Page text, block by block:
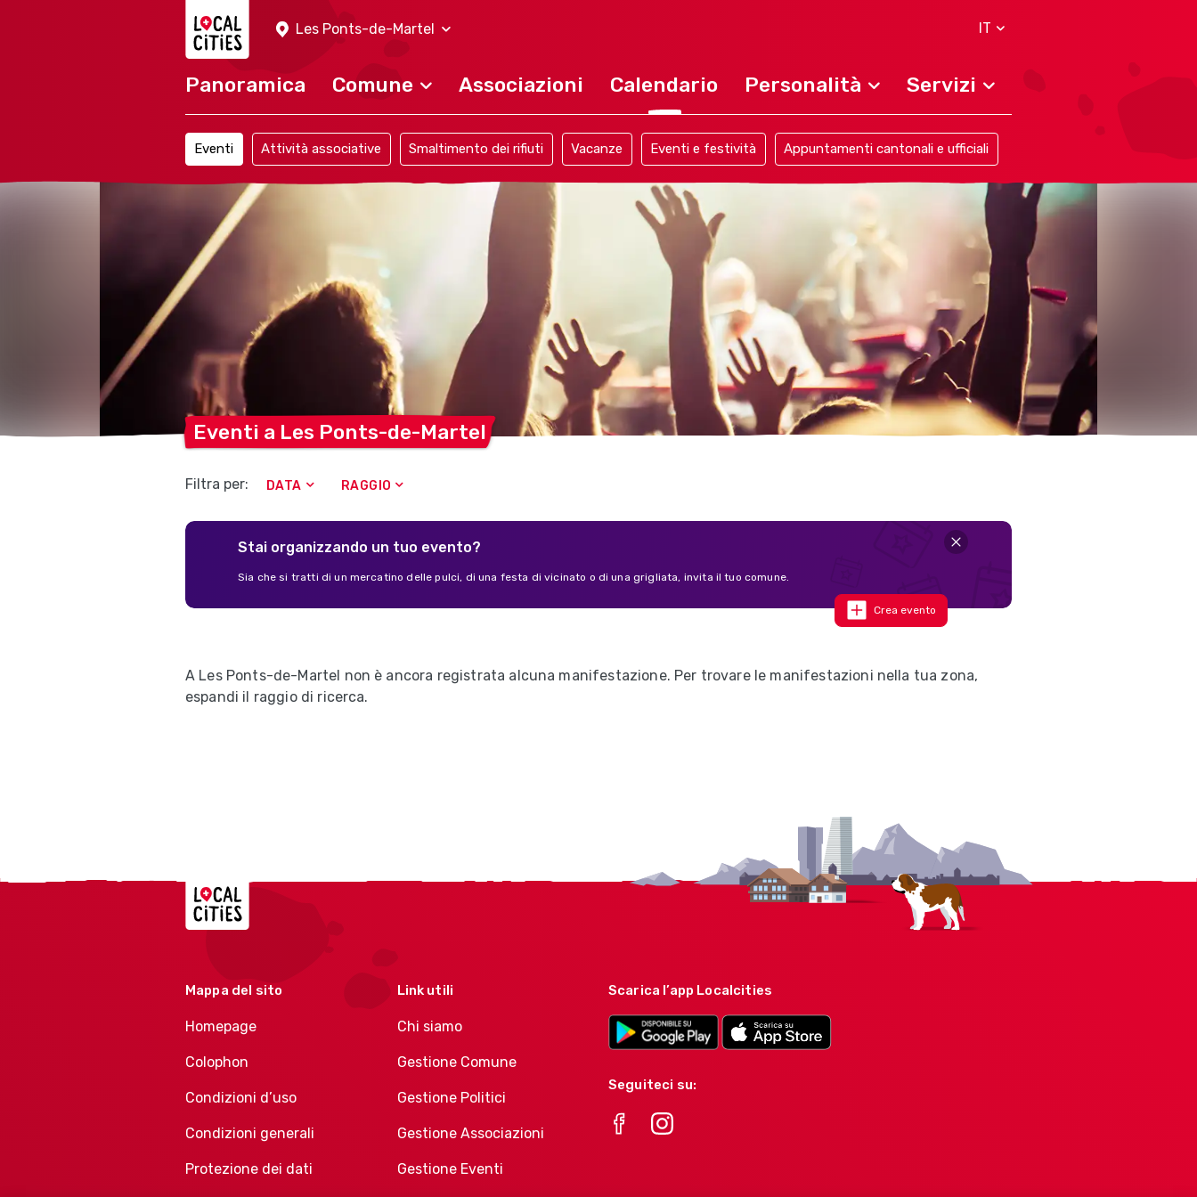
Les Ponts-de-Martel
IT
Panoramica Comune Associazioni Calendario Personalità Servizi
Eventi Attività associative Smaltimento dei rifiuti Vacanze Eventi e festività Appuntamenti cantonali e ufficiali
Eventi a Les Ponts-de-Martel
Filtra per: DATA RAGGIO
Stai organizzando un tuo evento?
Sia che si tratti di un mercatino delle pulci, di una festa di vicinato o di una grigliata, invita il tuo comune.
Crea evento
A Les Ponts-de-Martel non è ancora registrata alcuna manifestazione. Per trovare le manifestazioni nella tua zona,
espandi il raggio di ricerca.
Localcities
Mappa del sito
Homepage
Colophon
Condizioni d’uso
Condizioni generali
Protezione dei dati
Link utili
Chi siamo
Gestione Comune
Gestione Politici
Gestione Associazioni
Gestione Eventi
Scarica l’app Localcities
Seguiteci su: